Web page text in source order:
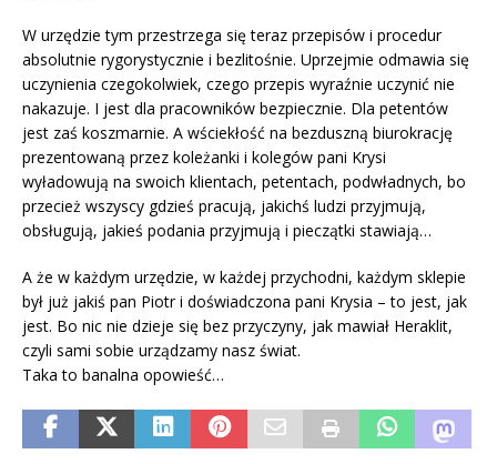
W urzędzie tym przestrzega się teraz przepisów i procedur
absolutnie rygorystycznie i bezlitośnie. Uprzejmie odmawia się
uczynienia czegokolwiek, czego przepis wyraźnie uczynić nie
nakazuje. I jest dla pracowników bezpiecznie. Dla petentów
jest zaś koszmarnie. A wściekłość na bezduszną biurokrację
prezentowaną przez koleżanki i kolegów pani Krysi
wyładowują na swoich klientach, petentach, podwładnych, bo
przecież wszyscy gdzieś pracują, jakichś ludzi przyjmują,
obsługują, jakieś podania przyjmują i pieczątki stawiają…
A że w każdym urzędzie, w każdej przychodni, każdym sklepie
był już jakiś pan Piotr i doświadczona pani Krysia – to jest, jak
jest. Bo nic nie dzieje się bez przyczyny, jak mawiał Heraklit,
czyli sami sobie urządzamy nasz świat.
Taka to banalna opowieść…